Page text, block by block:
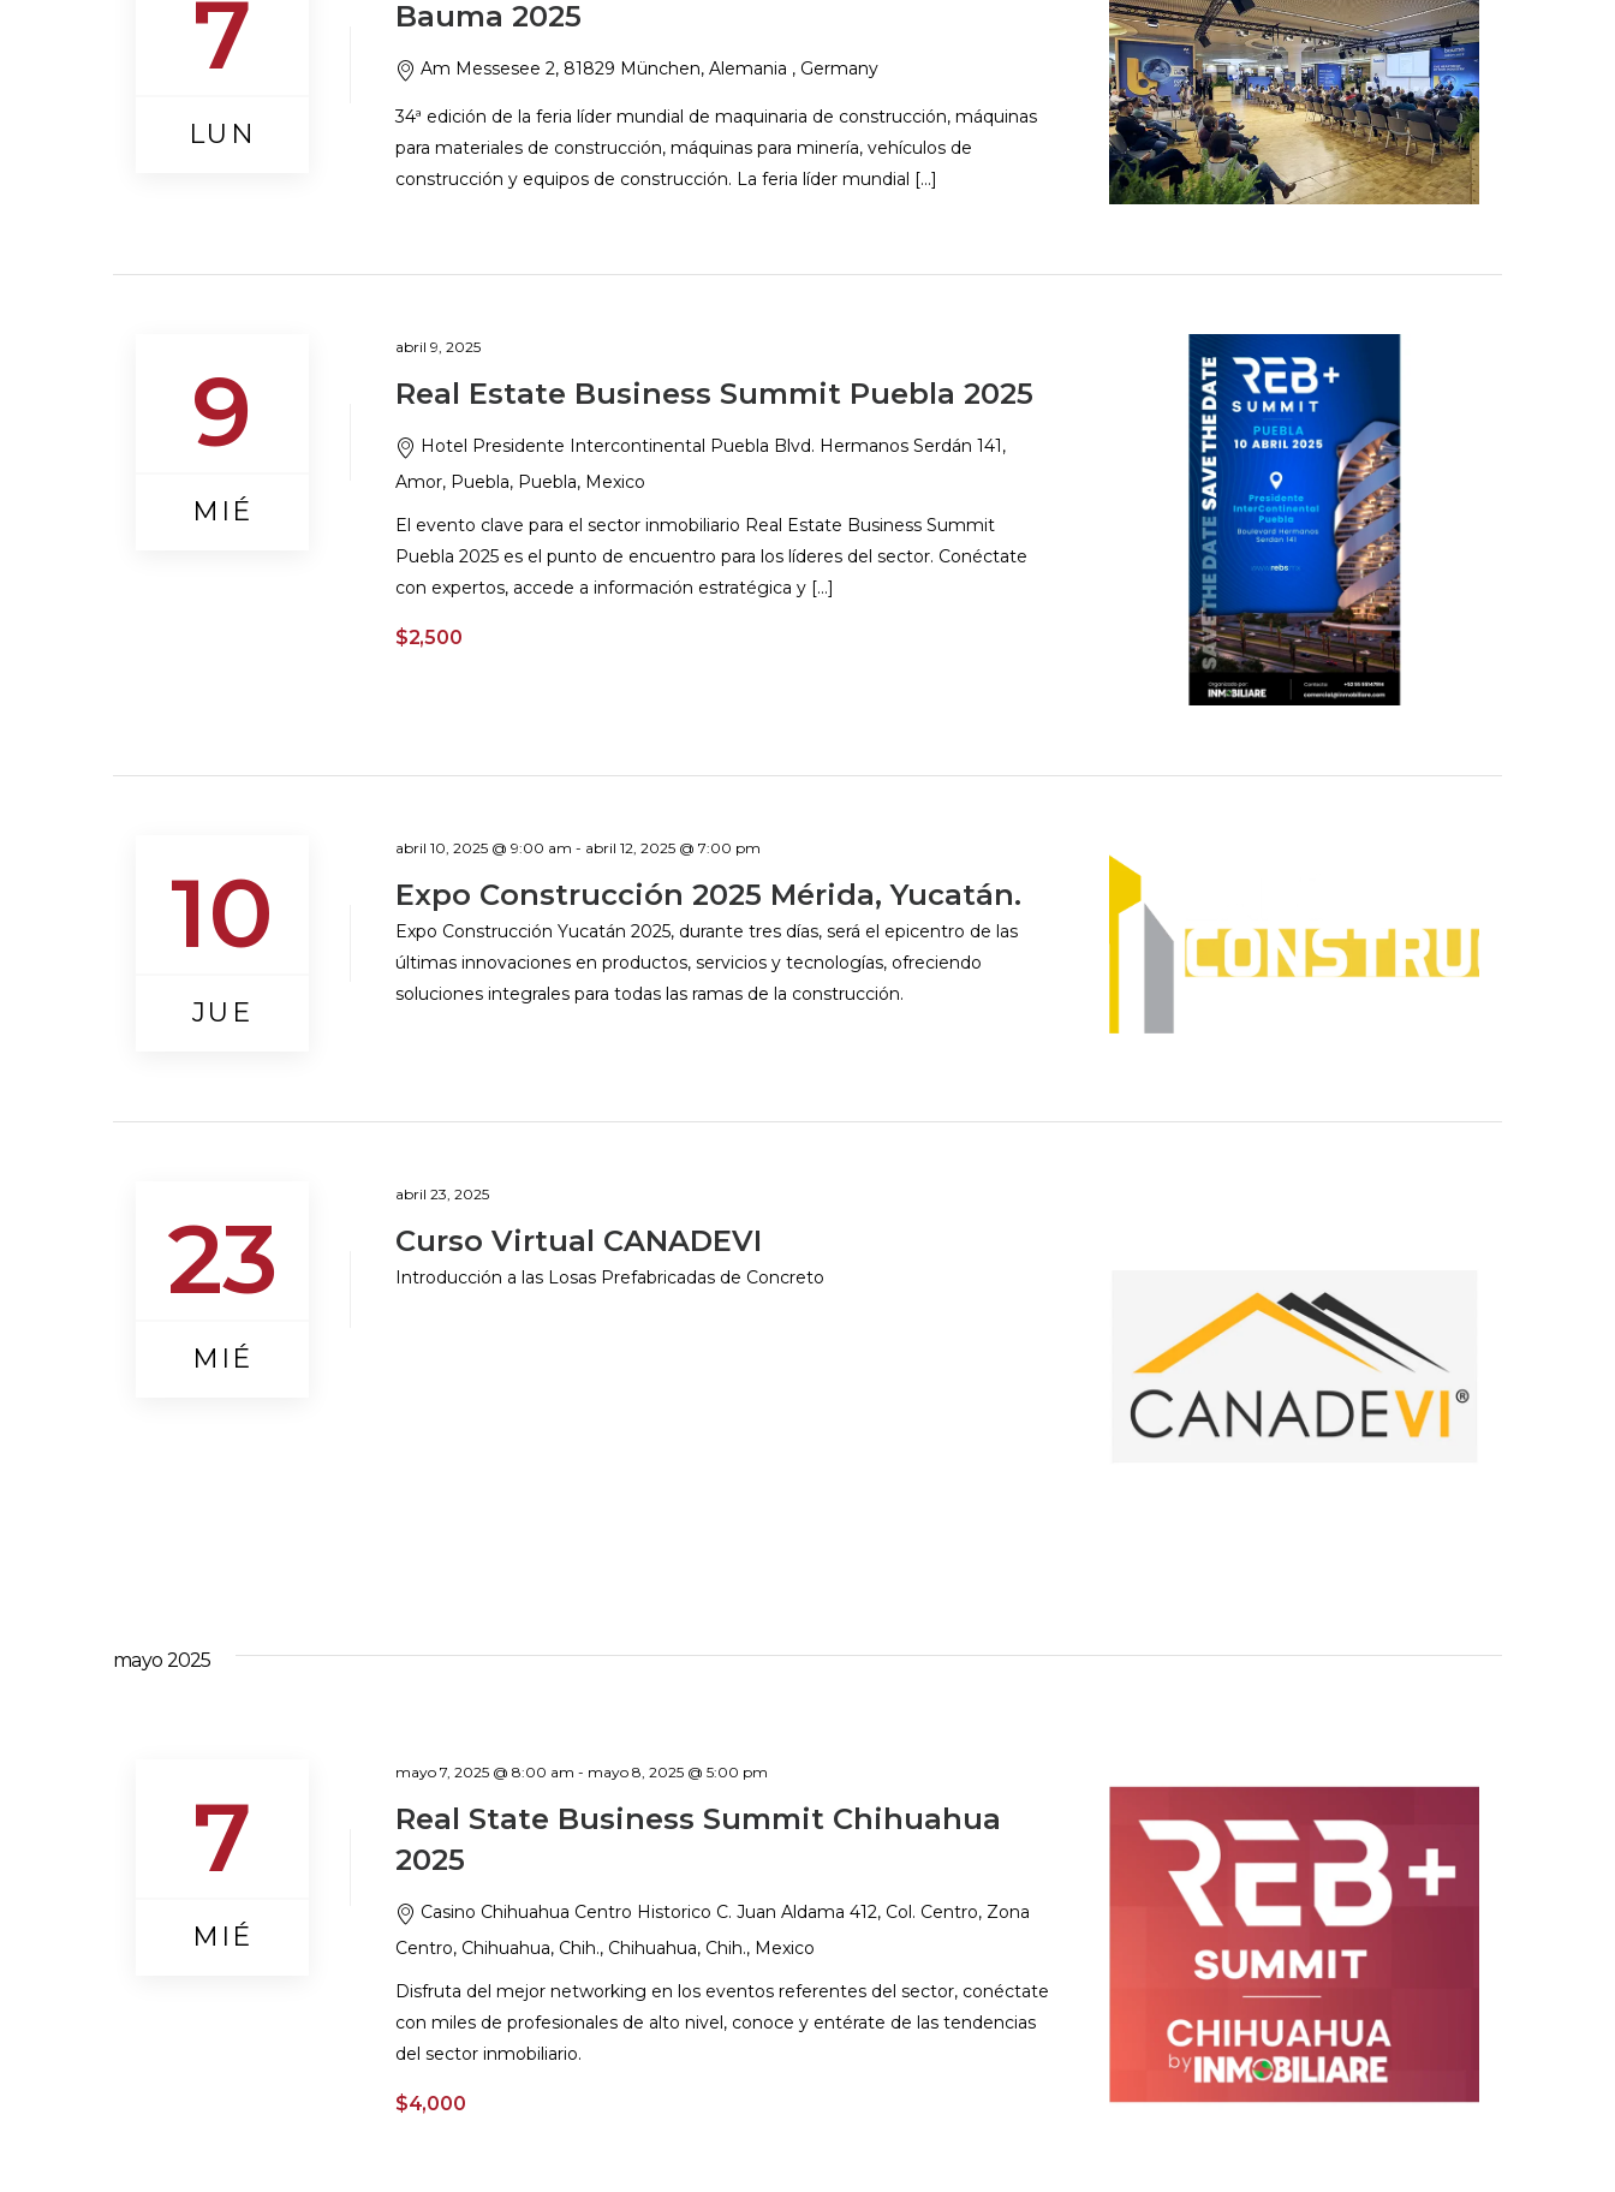
LUN
7 Bauma 2025
Am Messesee 2, 81829 München, Alemania , Germany
34ª edición de la feria líder mundial de maquinaria de construcción, máquinas
para materiales de construcción, máquinas para minería, vehículos de
construcción y equipos de construcción. La feria líder mundial […]
MIÉ
9 Real Estate Business Summit Puebla 2025
abril 9, 2025
Hotel Presidente Intercontinental Puebla Blvd. Hermanos Serdán 141,
Amor, Puebla, Puebla, Mexico
El evento clave para el sector inmobiliario Real Estate Business Summit
Puebla 2025 es el punto de encuentro para los líderes del sector. Conéctate
con expertos, accede a información estratégica y […]
$2,500
JUE
10 Expo Construcción 2025 Mérida, Yucatán.
abril 10, 2025 @ 9:00 am - abril 12, 2025 @ 7:00 pm
Expo Construcción Yucatán 2025, durante tres días, será el epicentro de las
últimas innovaciones en productos, servicios y tecnologías, ofreciendo
soluciones integrales para todas las ramas de la construcción.
MIÉ
23 Curso Virtual CANADEVI
abril 23, 2025
Introducción a las Losas Prefabricadas de Concreto
mayo 2025
MIÉ
7
Real State Business Summit Chihuahua
2025
mayo 7, 2025 @ 8:00 am - mayo 8, 2025 @ 5:00 pm
Casino Chihuahua Centro Historico C. Juan Aldama 412, Col. Centro, Zona
Centro, Chihuahua, Chih., Chihuahua, Chih., Mexico
Disfruta del mejor networking en los eventos referentes del sector, conéctate
con miles de profesionales de alto nivel, conoce y entérate de las tendencias
del sector inmobiliario.
$4,000